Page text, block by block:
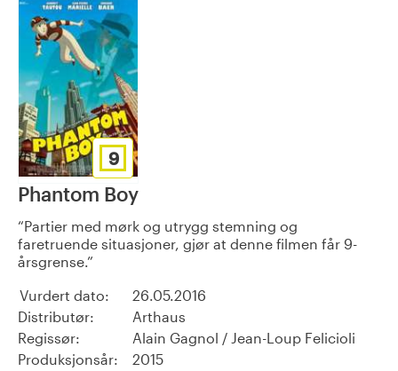
9
Phantom Boy
Partier med mørk og utrygg stemning og
faretruende situasjoner, gjør at denne filmen får 9-
årsgrense.
Vurdert dato:
26.05.2016
Distributør:
Arthaus
Regissør:
Alain Gagnol / Jean-Loup Felicioli
Produksjonsår:
2015